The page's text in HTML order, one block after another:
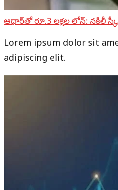
ఆధార్‌తో రూ.3 లక్షల లోన్: నకిలీ
Lorem ipsum dolor sit
adipiscing elit.